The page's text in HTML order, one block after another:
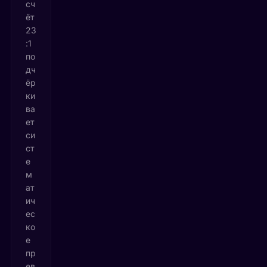
сч
ёт
23
:1
по
дч
ёр
ки
ва
ет
си
ст
е
м
ат
ич
ес
ко
е
пр